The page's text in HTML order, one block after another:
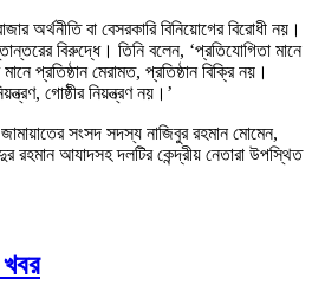
অর্থনীতি বা বেসরকারি বিনিয়োগের বিরোধী নয়।
বিরুদ্ধে। তিনি বলেন, ‘প্রতিযোগিতা মানে
প্রতিষ্ঠান মেরামত, প্রতিষ্ঠান বিক্রি নয়।
গোষ্ঠীর নিয়ন্ত্রণ নয়।’
সংসদ সদস্য নাজিবুর রহমান মোমেন,
রহমান আযাদসহ দলটির কেন্দ্রীয় নেতারা উপস্থিত